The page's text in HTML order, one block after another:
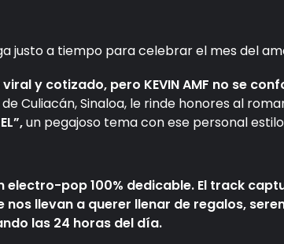
justo a tiempo para celebrar el mes del
y cotizado, pero KEVIN AMF no se
Culiacán, Sinaloa, le rinde honores al
,un pegajoso tema con ese personal
electro-pop 100% dedicable. El track
nos llevan a querer llenar de regalos,
las 24 horas del día.